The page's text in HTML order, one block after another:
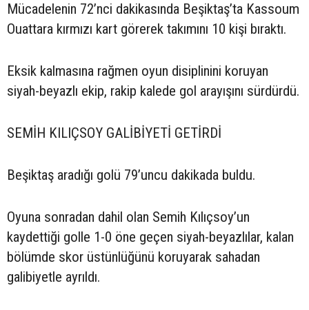
Mücadelenin 72’nci dakikasında Beşiktaş’ta Kassoum
Ouattara kırmızı kart görerek takımını 10 kişi bıraktı.
Eksik kalmasına rağmen oyun disiplinini koruyan
siyah-beyazlı ekip, rakip kalede gol arayışını sürdürdü.
SEMİH KILIÇSOY GALİBİYETİ GETİRDİ
Beşiktaş aradığı golü 79’uncu dakikada buldu.
Oyuna sonradan dahil olan Semih Kılıçsoy’un
kaydettiği golle 1-0 öne geçen siyah-beyazlılar, kalan
bölümde skor üstünlüğünü koruyarak sahadan
galibiyetle ayrıldı.